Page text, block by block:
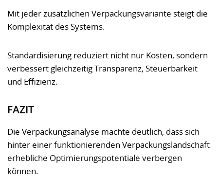
Mit jeder zusätzlichen Verpackungsvariante steigt die
Komplexität des Systems.
Standardisierung reduziert nicht nur Kosten, sondern
verbessert gleichzeitig Transparenz, Steuerbarkeit
und Effizienz.
FAZIT
Die Verpackungsanalyse machte deutlich, dass sich
hinter einer funktionierenden Verpackungslandschaft
erhebliche Optimierungspotentiale verbergen
können.